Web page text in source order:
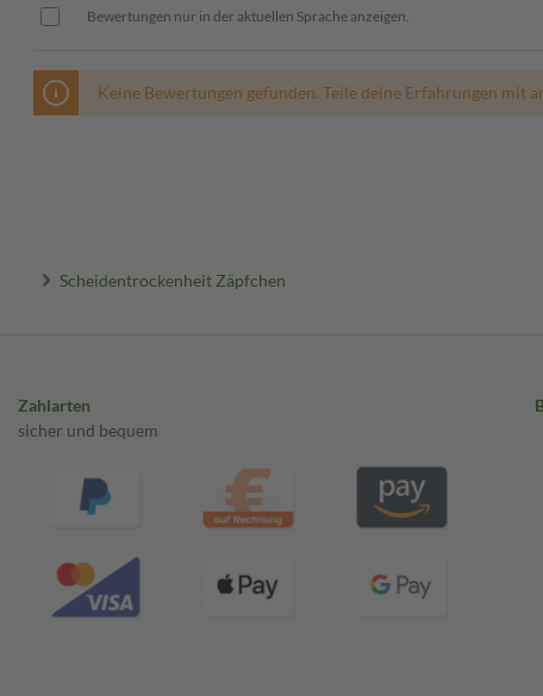
Bewertungen nur in der aktuellen Sprache anzeigen.
Keine Bewertungen gefunden. Teile deine Erfahrungen mit
Scheidentrockenheit Zäpfchen
Zahlarten
sicher und bequem